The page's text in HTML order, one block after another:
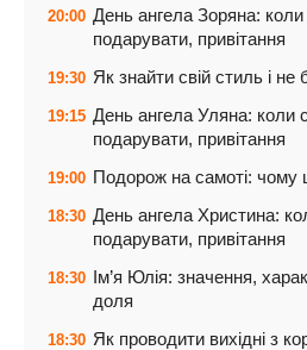
20:00 День ангела Зоряна:
подарувати, привітання
19:30 Як знайти свій стиль і
19:15 День ангела Уляна: коли
подарувати, привітання
19:00 Подорож на самоті: чому
18:30 День ангела Христина:
подарувати, привітання
18:30 Ім’я Юлія: значення,
доля
18:30 Як проводити вихідні з